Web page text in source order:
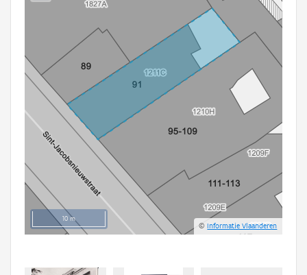
10 m
©Informatie Vlaanderen